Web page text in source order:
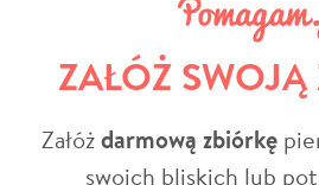
ZAŁÓŻ
Załóżdarmową zbiórkę
swoich bliskich lub